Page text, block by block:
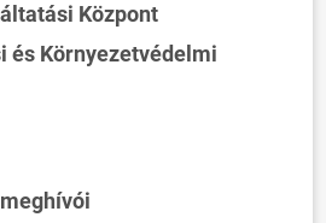
Központ
és Környezetvédelmi